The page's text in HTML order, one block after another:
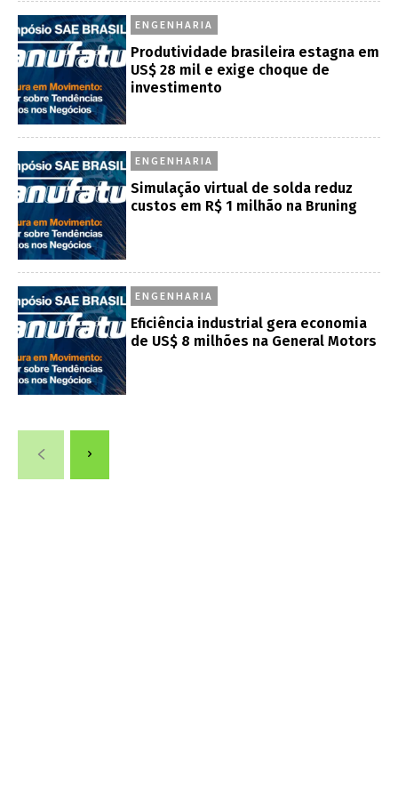
ENGENHARIA
Produtividade brasileira estagna em
US$ 28 mil e exige choque de
investimento
ENGENHARIA
Simulação virtual de solda reduz
custos em R$ 1 milhão na Bruning
ENGENHARIA
Eficiência industrial gera economia
de US$ 8 milhões na General Motors